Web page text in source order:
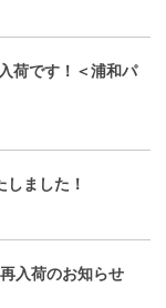
荷です！＜浦和パ
ました！
入荷のお知らせ